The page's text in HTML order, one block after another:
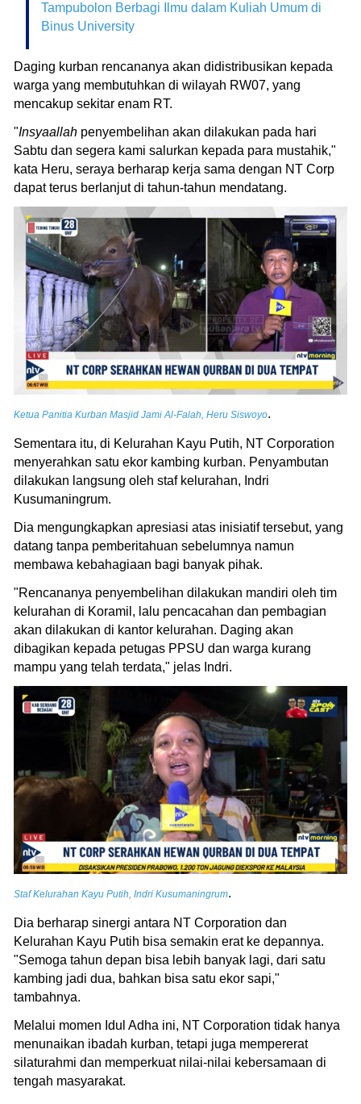
Tampubolon Berbagi Ilmu dalam Kuliah Umum di
Binus University
Daging kurban rencananya akan didistribusikan kepada
warga yang membutuhkan di wilayah RW07, yang
mencakup sekitar enam RT.
"Insyaallah penyembelihan akan dilakukan pada hari
Sabtu dan segera kami salurkan kepada para mustahik,"
kata Heru, seraya berharap kerja sama dengan NT Corp
dapat terus berlanjut di tahun-tahun mendatang.
Ketua Panitia Kurban Masjid Jami Al-Falah, Heru Siswoyo.
Sementara itu, di Kelurahan Kayu Putih, NT Corporation
menyerahkan satu ekor kambing kurban. Penyambutan
dilakukan langsung oleh staf kelurahan, Indri
Kusumaningrum.
Dia mengungkapkan apresiasi atas inisiatif tersebut, yang
datang tanpa pemberitahuan sebelumnya namun
membawa kebahagiaan bagi banyak pihak.
"Rencananya penyembelihan dilakukan mandiri oleh tim
kelurahan di Koramil, lalu pencacahan dan pembagian
akan dilakukan di kantor kelurahan. Daging akan
dibagikan kepada petugas PPSU dan warga kurang
mampu yang telah terdata," jelas Indri.
Staf Kelurahan Kayu Putih, Indri Kusumaningrum.
Dia berharap sinergi antara NT Corporation dan
Kelurahan Kayu Putih bisa semakin erat ke depannya.
"Semoga tahun depan bisa lebih banyak lagi, dari satu
kambing jadi dua, bahkan bisa satu ekor sapi,"
tambahnya.
Melalui momen Idul Adha ini, NT Corporation tidak hanya
menunaikan ibadah kurban, tetapi juga mempererat
silaturahmi dan memperkuat nilai-nilai kebersamaan di
tengah masyarakat.